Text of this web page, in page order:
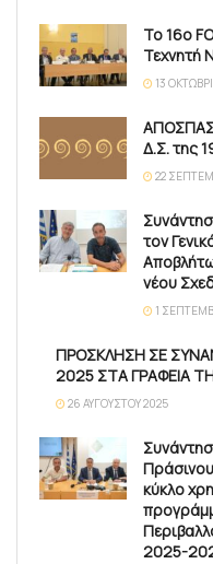
Το 16ο
Τεχνητή
13
Δ.Σ. της
22
τον
νέου
1
ΠΡΟΣΚΛΗΣΗ ΣΕ
2025 ΣΤΑ ΓΡΑΦΕΙΑ
26 ΑΥΓΟΎΣΤΟΥ 2025
κύκλο
2025-